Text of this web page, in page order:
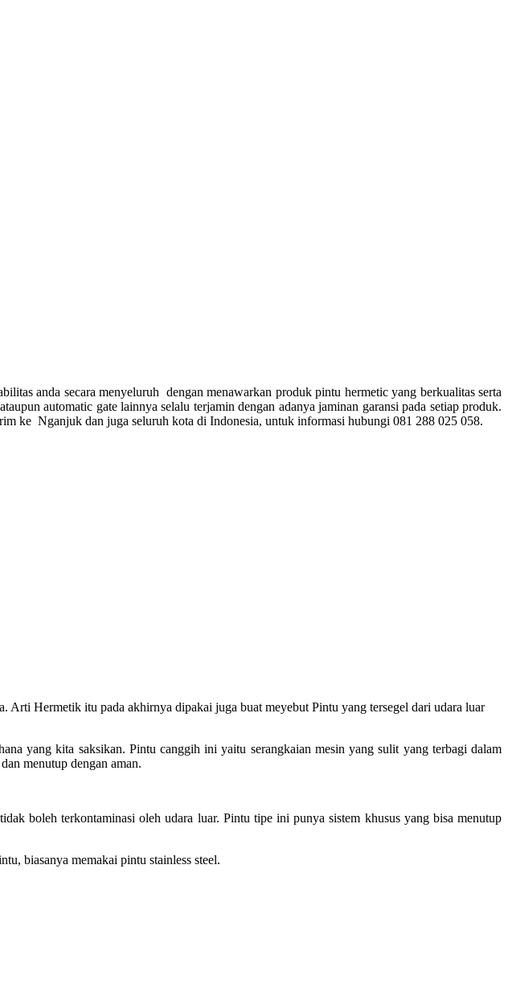
anda secara menyeluruh dengan menawarkan produk pintu hermetic yang berkualitas serta
automatic gate lainnya selalu terjamin dengan adanya jaminan garansi pada setiap produk.
ke Nganjuk dan juga seluruh kota di Indonesia, untuk informasi hubungi 081 288 025 058.
Arti Hermetik itu pada akhirnya dipakai juga buat meyebut Pintu yang tersegel dari udara luar
yang kita saksikan. Pintu canggih ini yaitu serangkaian mesin yang sulit yang terbagi dalam
menutup dengan aman.
boleh terkontaminasi oleh udara luar. Pintu tipe ini punya sistem khusus yang bisa menutup
biasanya memakai pintu stainless steel.